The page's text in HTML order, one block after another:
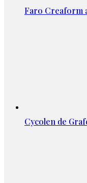
Faro Creaform
Cycolen de